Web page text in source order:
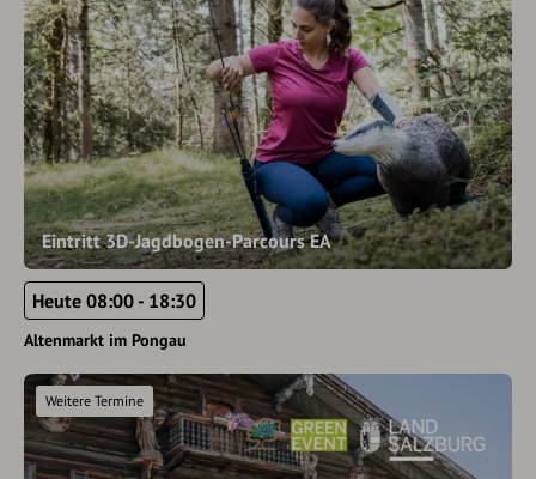
Eintritt 3D-Jagdbogen-Parcours EA
Heute 08:00 - 18:30
Altenmarkt im Pongau
Weitere Termine